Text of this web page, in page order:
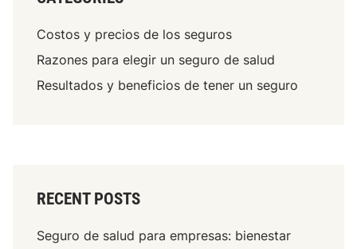
Costos y precios de los seguros
Razones para elegir un seguro de salud
Resultados y beneficios de tener un seguro
RECENT POSTS
Seguro de salud para empresas: bienestar